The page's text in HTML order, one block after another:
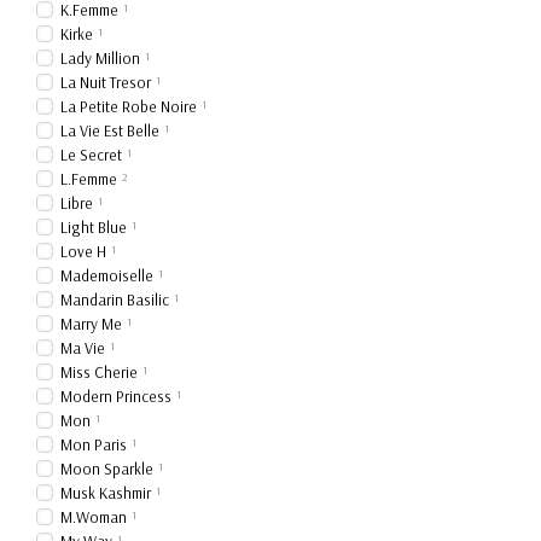
K.Femme 1
Kirke 1
Lady Million 1
La Nuit Tresor 1
La Petite Robe Noire 1
La Vie Est Belle 1
Le Secret 1
L.Femme 2
Libre 1
Light Blue 1
Love H 1
Mademoiselle 1
Mandarin Basilic 1
Marry Me 1
Ma Vie 1
Miss Cherie 1
Modern Princess 1
Mon 1
Mon Paris 1
Moon Sparkle 1
Musk Kashmir 1
M.Woman 1